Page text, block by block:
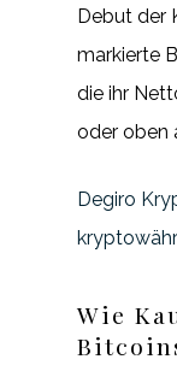
Debut der
markierte
die ihr
oder oben
Degiro
Wie